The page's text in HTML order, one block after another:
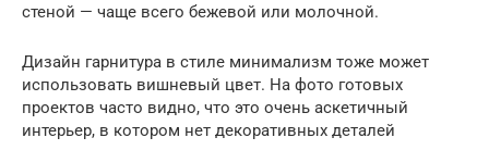
стеной — чаще всего бежевой или молочной.
Дизайн гарнитура в стиле минимализм тоже может
использовать вишневый цвет. На фото готовых
проектов часто видно, что это очень аскетичный
интерьер, в котором нет декоративных деталей